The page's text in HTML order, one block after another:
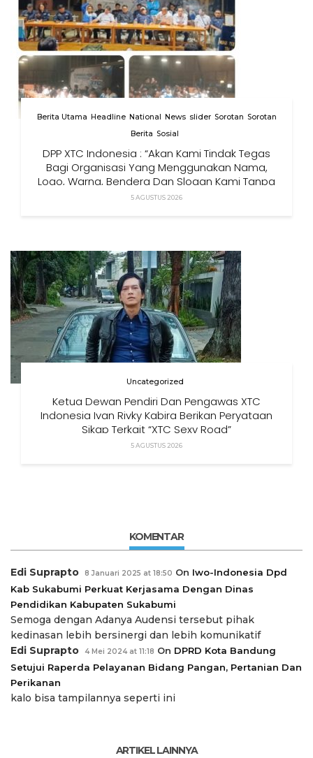
Berita Utama Headline National News slider Sorotan Sorotan
Berita Sosial
DPP XTC Indonesia : “Akan Kami Tindak Tegas
Bagi Organisasi Yang Menggunakan Nama,
Logo, Warna, Bendera Dan Slogan Kami Tanpa
Izin”
5 AGUSTUS 2026
Uncategorized
Ketua Dewan Pendiri Dan Pengawas XTC
Indonesia Ivan Rivky Kabira Berikan Peryataan
Sikap Terkait “XTC Sexy Road”
5 AGUSTUS 2026
KOMENTAR
Edi Suprapto 8 Januari 2025 at 18:50 On Iwo-Indonesia Dpd
Kab Sukabumi Perkuat Kerjasama Dengan Dinas
Pendidikan Kabupaten Sukabumi
Semoga dengan Adanya Audensi tersebut pihak
kedinasan lebih bersinergi dan lebih komunikatif
Edi Suprapto
4 Mei 2024 at 11:18 On DPRD Kota Bandung
Setujui Raperda Pelayanan Bidang Pangan, Pertanian Dan
Perikanan
kalo bisa tampilannya seperti ini
ARTIKEL LAINNYA